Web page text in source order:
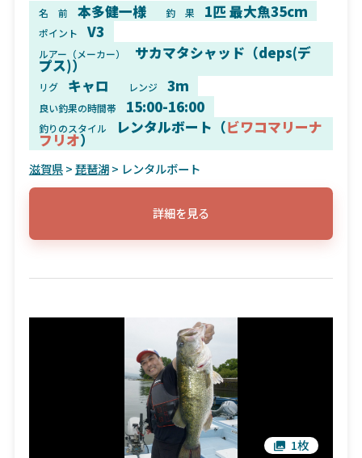
名 前 本多健一様 釣 果 1匹 最大魚35cm
ポイント V3
ルアー（メーカー） サカマタシャッド（deps(デ
プス)）
リグ キャロ レンジ 3m
良い釣果の時間帯 15:00-16:00
釣りのスタイル レンタルボート（ビワコマリーナ
フリオ）
滋賀県>琵琶湖> レンタルボート
詳細を見る
1枚